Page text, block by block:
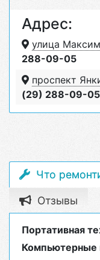
Адрес:
улица
288-09-05
проспект
(29) 288-09-05
Что
Отзывы
Портативная